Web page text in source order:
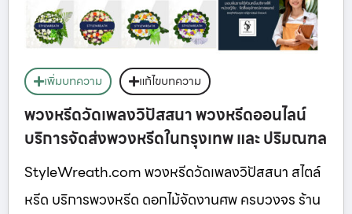
เพิ่มบทความ แก้ไขบทความ
พวงหรีดวัดเพลงวิปัสสนา พวงหรีดออนไลน์
บริการจัดส่งพวงหรีดในกรุงเทพ และ ปริมณฑล
StyleWreath.com พวงหรีดวัดเพลงวิปัสสนา สไตล์
หรีด บริการพวงหรีด ดอกไม้จัดงานศพ ครบวงจร ร้าน